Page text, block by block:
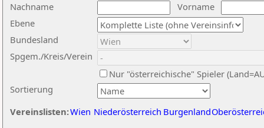
Nachname
Vorname
Ebene
Sortierung
Bundesland
Spgem./Kreis/Verein
Nur "österreichische" Spieler
Vereinslisten:Wien Niederösterreich Burgenland